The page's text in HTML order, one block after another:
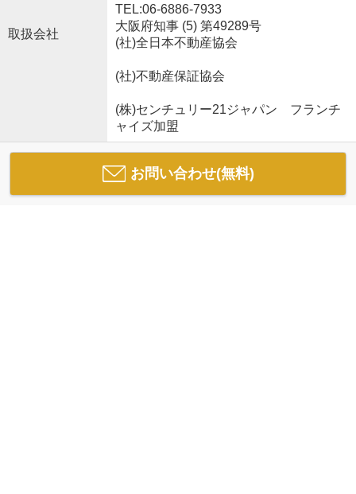
取扱会社
TEL:06-6886-7933
大阪府知事 (5) 第49289号
(社)全日本不動産協会
(社)不動産保証協会
(株)センチュリー21ジャパン フランチ
ャイズ加盟
お問い合わせ(無料)